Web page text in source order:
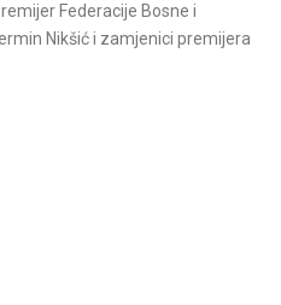
Federacije Bosne i
Nikšić i zamjenici premijera